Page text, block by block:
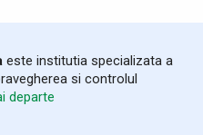
este institutia specializata a
si controlul
departe